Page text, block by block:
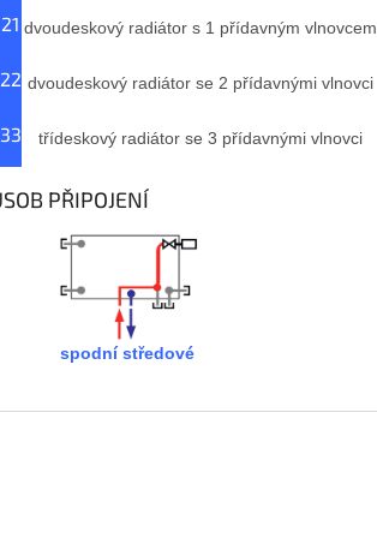
dvoudeskový radiátor s 1 přídavným vlnovcem
dvoudeskový radiátor se 2 přídavnými vlnovci
třídeskový radiátor se 3 přídavnými vlnovci
PŘIPOJENÍ
spodní středové